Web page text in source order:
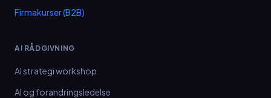
Firmakurser (B2B)
AI RÅDGIVNING
AI strategi workshop
AI og forandringsledelse